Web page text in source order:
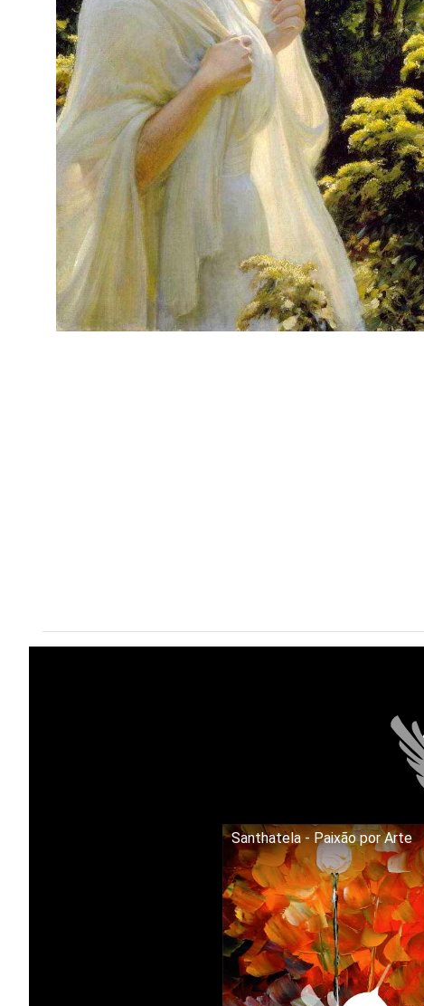
Santhatela - Paixão por Arte